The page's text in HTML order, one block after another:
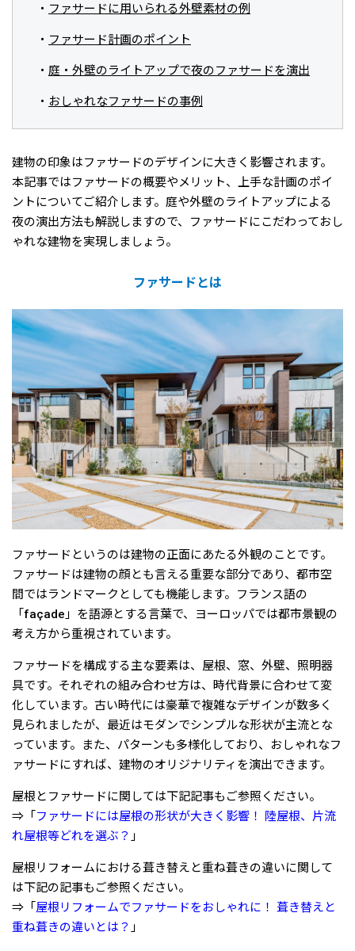
ファサードに用いられる外壁素材の例
ファサード計画のポイント
庭・外壁のライトアップで夜のファサードを演出
おしゃれなファサードの事例
建物の印象はファサードのデザインに大きく影響されます。
本記事ではファサードの概要やメリット、上手な計画のポイ
ントについてご紹介します。庭や外壁のライトアップによる
夜の演出方法も解説しますので、ファサードにこだわっておし
ゃれな建物を実現しましょう。
ファサードとは
ファサードというのは建物の正面にあたる外観のことです。
ファサードは建物の顔とも言える重要な部分であり、都市空
間ではランドマークとしても機能します。フランス語の
「façade」を語源とする言葉で、ヨーロッパでは都市景観の
考え方から重視されています。
ファサードを構成する主な要素は、屋根、窓、外壁、照明器
具です。それぞれの組み合わせ方は、時代背景に合わせて変
化しています。古い時代には豪華で複雑なデザインが数多く
見られましたが、最近はモダンでシンプルな形状が主流とな
っています。また、パターンも多様化しており、おしゃれなフ
ァサードにすれば、建物のオリジナリティを演出できます。
屋根とファサードに関しては下記記事もご参照ください。
⇒「 ファサードには屋根の形状が大きく影響！ 陸屋根、片流
れ屋根等どれを選ぶ？ 」
屋根リフォームにおける葺き替えと重ね葺きの違いに関して
は下記の記事もご参照ください。
⇒「 屋根リフォームでファサードをおしゃれに！ 葺き替えと
重ね葺きの違いとは？ 」